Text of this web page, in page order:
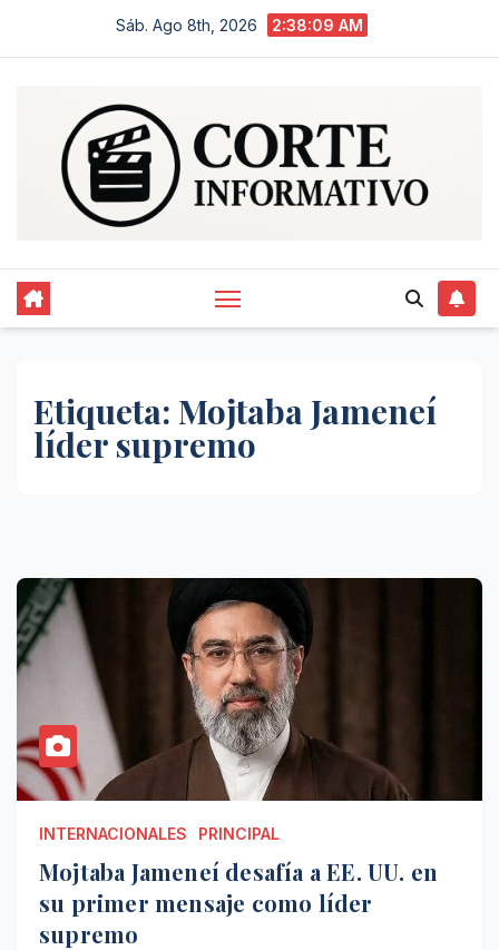
Sáb. Ago 8th, 2026 2:38:10 AM
Etiqueta: Mojtaba Jameneí
líder supremo
INTERNACIONALES PRINCIPAL
Mojtaba Jameneí desafía a EE. UU. en
su primer mensaje como líder
supremo